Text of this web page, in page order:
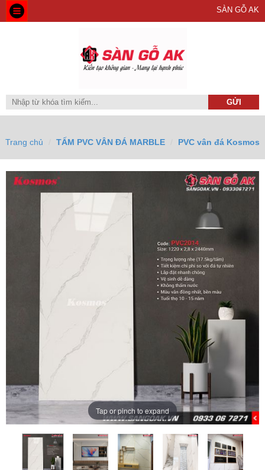
SÀN GỖ AK
Trang chủ TẤM PVC VÂN ĐÁ MARBLE PVC vân đá Kosmos
Tap or pinch to expand